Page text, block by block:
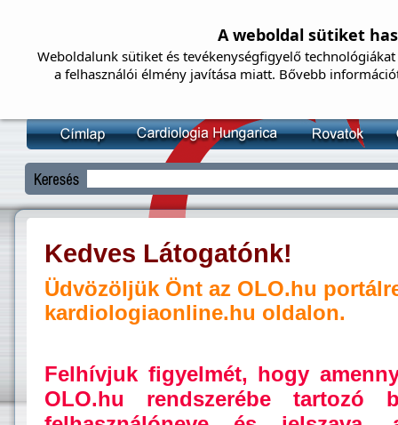
Kedves Látogatónk!
Üdvözöljük Önt az OLO.hu
kardiologiaonline.hu oldalon.
Felhívjuk figyelmét, hogy
OLO.hu rendszerébe tartozó
A weboldal sütiket
Weboldalunk sütiket és tevékenységfigyelő
a felhasználói élmény javítása miatt. Bővebb